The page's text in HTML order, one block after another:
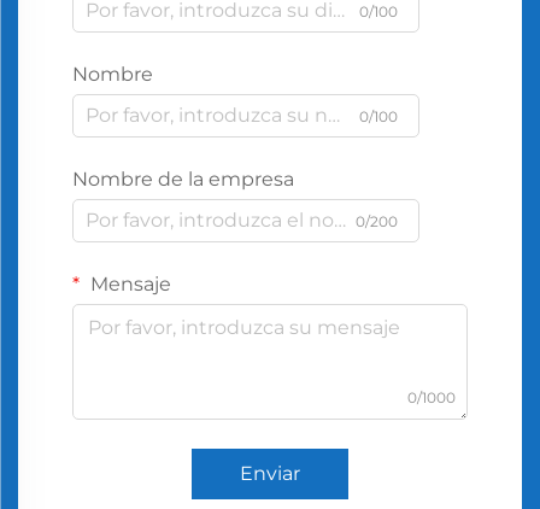
0/100
Nombre
0/100
Nombre de la empresa
0/200
Mensaje
0/1000
Enviar